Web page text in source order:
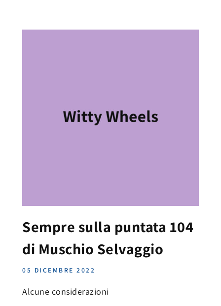
Sempre sulla puntata 104
di Muschio Selvaggio
05 DICEMBRE 2022
Alcune considerazioni